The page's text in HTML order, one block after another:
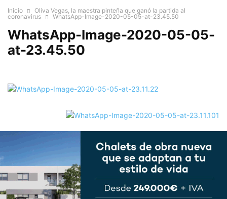
Inicio
Oliva Vegas, la maestra pinteña que ganó la partida al
coronavirus
WhatsApp-Image-2020-05-05-at-23.45.50
WhatsApp-Image-2020-05-05-
at-23.45.50